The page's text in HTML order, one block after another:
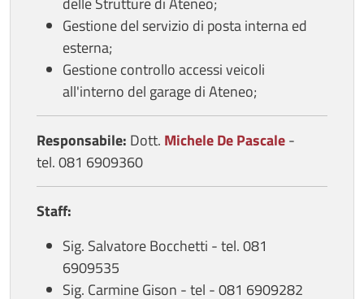
Gestione del servizio di posta interna ed
esterna;
Gestione controllo accessi veicoli
all'interno del garage di Ateneo;
Responsabile: Dott. MicheleDe Pascale-
tel. 081 6909360
Staff:
Sig. Salvatore Bocchetti - tel. 081
6909535
Sig. Carmine Gison - tel - 081 6909282